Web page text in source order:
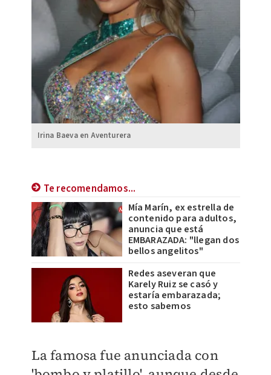
Irina Baeva en Aventurera
Te recomendamos...
Mía Marín, ex estrella de
contenido para adultos,
anuncia que está
EMBARAZADA: "llegan dos
bellos angelitos"
Redes aseveran que
Karely Ruiz se casó y
estaría embarazada;
esto sabemos
La famosa fue anunciada con